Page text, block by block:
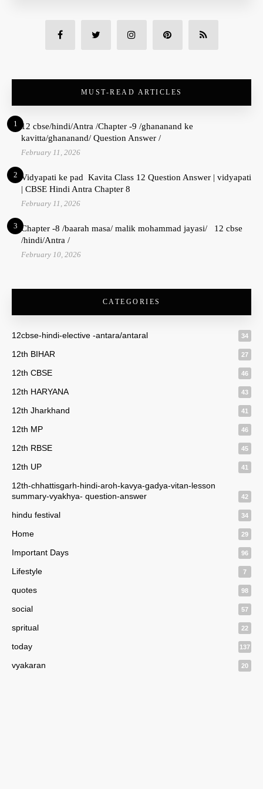
MUST-READ ARTICLES
1 12 cbse/hindi/Antra /Chapter -9 /ghananand ke
kavitta/ghananand/ Question Answer /
February 11, 2026
2 Vidyapati ke pad Kavita Class 12 Question Answer | vidyapati
| CBSE Hindi Antra Chapter 8
February 11, 2026
3 Chapter -8 /baarah masa/ malik mohammad jayasi/ 12 cbse
/hindi/Antra /
February 10, 2026
CATEGORIES
12cbse-hindi-elective -antara/antaral 34
12th BIHAR 27
12th CBSE 46
12th HARYANA 43
12th Jharkhand 41
12th MP 46
12th RBSE 45
12th UP 41
12th-chhattisgarh-hindi-aroh-kavya-gadya-vitan-lesson
summary-vyakhya- question-answer
42
hindu festival 34
Home 29
Important Days 96
Lifestyle 7
quotes 98
social 57
spritual 22
today 137
vyakaran 20